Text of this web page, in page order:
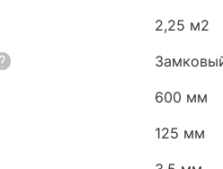
2,25 м2
600 мм
125 мм